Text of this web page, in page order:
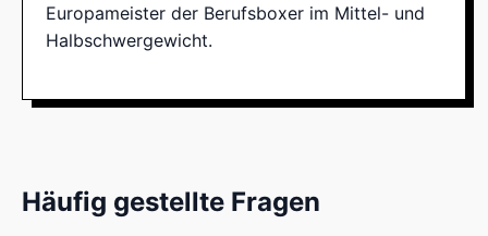
Europameister der Berufsboxer im Mittel- und
Halbschwergewicht.
Häufig gestellte Fragen